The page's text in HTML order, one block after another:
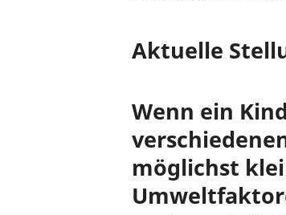
Aktuelle
Wenn ein
möglichst